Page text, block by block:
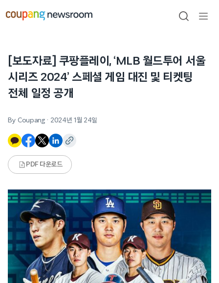
건너뛰기
검색
[보도자료] 쿠팡플레이, ‘MLB 월드투어 서울
시리즈 2024’ 스페셜 게임 대진 및 티켓팅
전체 일정 공개
By Coupang · 2024년 1월 24일
PDF 다운로드